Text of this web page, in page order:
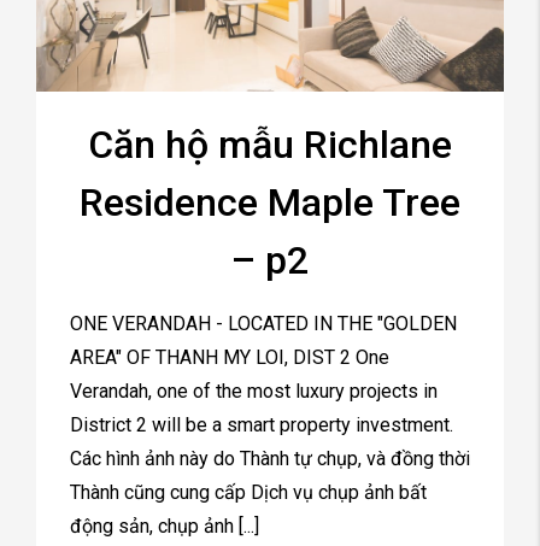
Căn hộ mẫu Richlane
Residence Maple Tree
– p2
ONE VERANDAH - LOCATED IN THE "GOLDEN
AREA" OF THANH MY LOI, DIST 2 One
Verandah, one of the most luxury projects in
District 2 will be a smart property investment.
Các hình ảnh này do Thành tự chụp, và đồng thời
Thành cũng cung cấp Dịch vụ chụp ảnh bất
động sản, chụp ảnh [...]